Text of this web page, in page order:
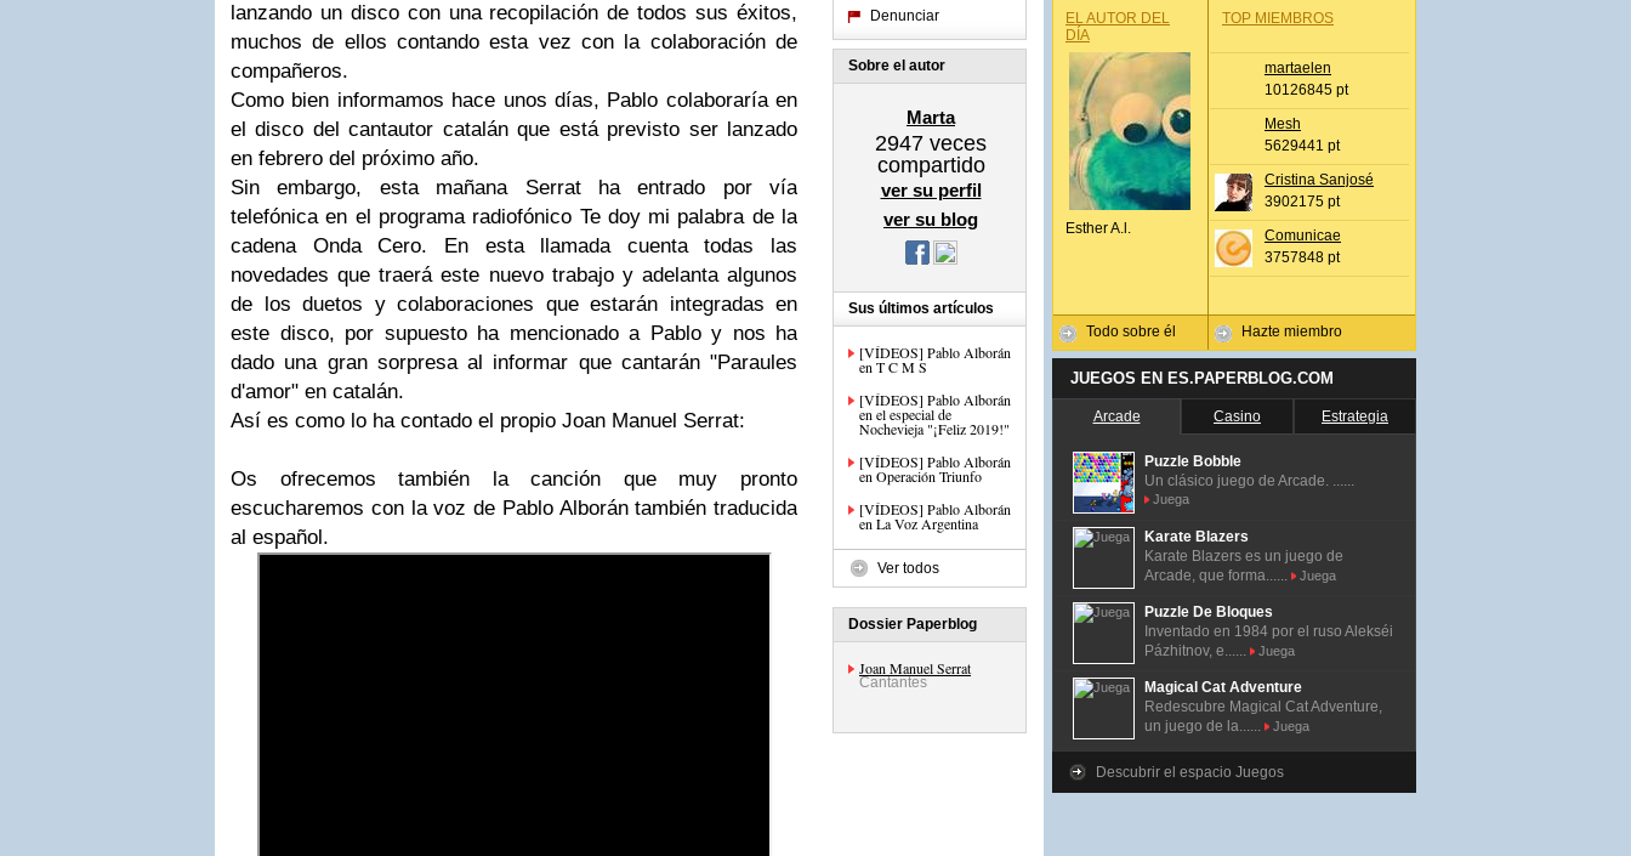
lanzando un disco con una recopilación de todos sus éxitos,
muchos de ellos contando esta vez con la colaboración de
compañeros.
Como bien informamos hace unos días, Pablo colaboraría en
el disco del cantautor catalán que está previsto ser lanzado
en febrero del próximo año.
Sin embargo, esta mañana Serrat ha entrado por vía
telefónica en el programa radiofónico Te doy mi palabra de la
cadena Onda Cero. En esta llamada cuenta todas las
novedades que traerá este nuevo trabajo y adelanta algunos
de los duetos y colaboraciones que estarán integradas en
este disco, por supuesto ha mencionado a Pablo y nos ha
dado una gran sorpresa al informar que cantarán "Paraules
d'amor" en catalán.
Así es como lo ha contado el propio Joan Manuel Serrat:
Os ofrecemos también la canción que muy pronto
escucharemos con la voz de Pablo Alborán también traducida
al español.
Denunciar
Sobre el autor
Marta
2947 veces
compartido
ver su perfil
ver su blog
Sus últimos artículos
[VÍDEOS] Pablo Alborán
en T C M S
[VÍDEOS] Pablo Alborán
en el especial de
Nochevieja "¡Feliz 2019!"
[VÍDEOS] Pablo Alborán
en Operación Triunfo
[VÍDEOS] Pablo Alborán
en La Voz Argentina
Ver todos
Dossier Paperblog
Joan Manuel Serrat
Cantantes
EL AUTOR DEL
DÍA
Esther A.l.
Todo sobre él
TOP MIEMBROS
martaelen
10126845 pt
Mesh
5629441 pt
Cristina Sanjosé
3902175 pt
Comunicae
3757848 pt
Hazte miembro
JUEGOS EN ES.PAPERBLOG.COM
Arcade Casino Estrategia
Puzzle Bobble
Un clásico juego de Arcade. ......
Juega
Karate Blazers
Karate Blazers es un juego de
Arcade, que forma......
Juega
Puzzle De Bloques
Inventado en 1984 por el ruso Alekséi
Pázhitnov, e......
Juega
Magical Cat Adventure
Redescubre Magical Cat Adventure,
un juego de la......
Juega
Descubrir el espacio Juegos